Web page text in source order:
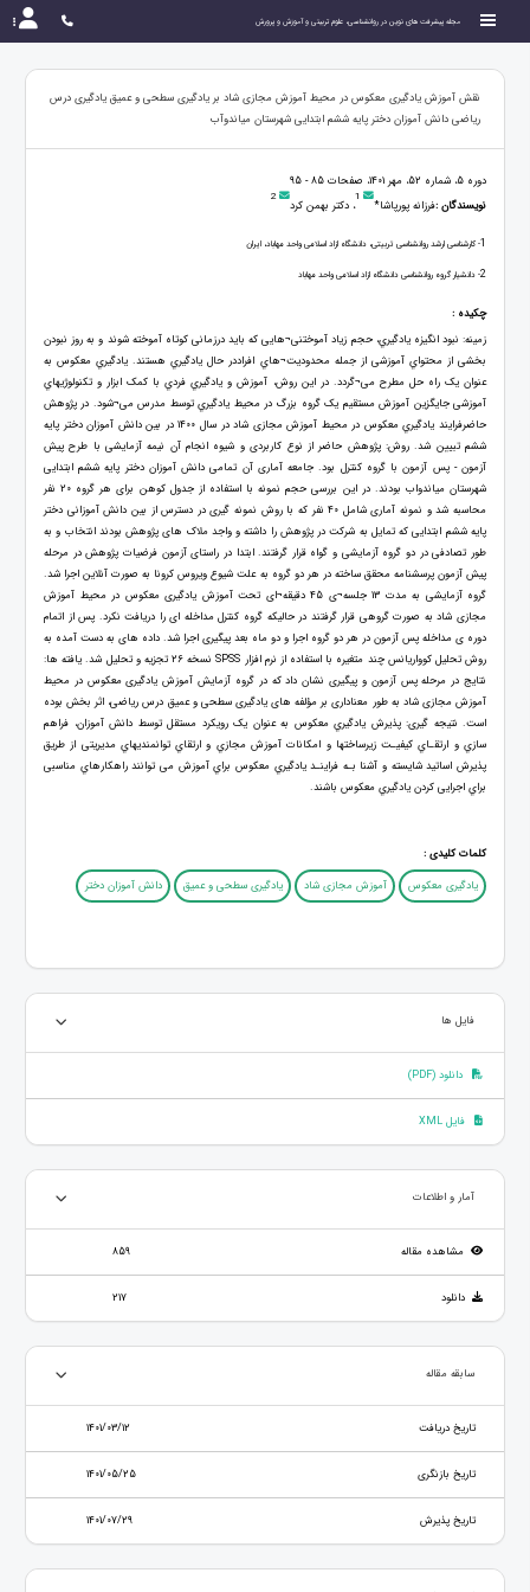
مجله پیشرفت های نوین در روانشناسی، علوم تربیتی و آموزش و پرورش
نقش آموزش یادگیری معکوس در محیط آموزش مجازی شاد بر یادگیری سطحی و عمیق یادگیری درس
ریاضی دانش آموزان دختر پایه ششم ابتدایی شهرستان میاندوآب
دوره 5، شماره 52، مهر 1401، صفحات 85 - 95
نویسندگان :فرزانه پورپاشا* 1، دکتر بهمن کرد 2
1- کارشناسی ارشد روانشناسی تربیتی، دانشگاه ازاد اسلامی واحد مهاباد، ایران
2- دانشیار گروه روانشناسی دانشگاه ازاد اسلامی واحد مهاباد
چکیده :
زمینه: نبود انگیزه یادگیري، حجم زیاد آموختنی¬هایی که باید درزمانی کوتاه آموخته شوند و به روز نبودن
بخشی از محتواي آموزشی از جمله محدودیت¬هاي افراددر حال یادگیري هستند. یادگیري معکوس به
عنوان یک راه حل مطرح می¬گردد. در این روش، آموزش و یادگیري فردي با کمک ابزار و تکنولوژيهاي
آموزشی جایگزین آموزش مستقیم یک گروه بزرگ در محیط یادگیري توسط مدرس می¬شود. در پژوهش
حاضرفرایند یادگیري معکوس در محیط آموزش مجازی شاد در سال 1400 در بین دانش آموزان دختر پایه
ششم تبیین شد. روش: پژوهش حاضر از نوع کاربردی و شیوه انجام آن نیمه آزمایشی با طرح پیش
آزمون - پس آزمون با گروه کنترل بود. جامعه آماری آن تمامی دانش آموزان دختر پایه ششم ابتدایی
شهرستان میاندواب بودند. در این بررسی حجم نمونه با استفاده از جدول کوهن برای هر گروه 20 نفر
محاسبه شد و نمونه آماری شامل 40 نفر که با روش نمونه گیری در دسترس از بین دانش آموزانی دختر
پایه ششم ابتدایی که تمایل به شرکت در پژوهش را داشته و واجد ملاک های پژوهش بودند انتخاب و به
طور تصادفی در دو گروه آزمایشی و گواه قرار گرفتند. ابتدا در راستای آزمون فرضیات پژوهش در مرحله
پیش آزمون پرسشنامه محقق ساخته در هر دو گروه به علت شیوع ویروس کرونا به صورت آنلاین اجرا شد.
گروه آزمایشی به مدت 13 جلسه¬ی 45 دقیقه¬ای تحت آموزش یادگیری معکوس در محیط آموزش
مجازی شاد به صورت گروهی قرار گرفتند در حالیکه گروه کنترل مداخله ای را دریافت نکرد. پس از اتمام
دوره ی مداخله پس آزمون در هر دو گروه اجرا و دو ماه بعد پیگیری اجرا شد. داده های به دست آمده به
روش تحلیل کوواریانس چند متغیره با استفاده از نرم افزار SPSS نسخه 26 تجزیه و تحلیل شد. یافته ها:
نتایج در مرحله پس آزمون و پیگیری نشان داد که در گروه آزمایش آموزش یادگیری معکوس در محیط
آموزش مجازی شاد به طور معناداری بر مؤلفه های یادگیری سطحی و عمیق درس ریاضی، اثر بخش بوده
است. نتیجه گیری: پذیرش یادگیري معکوس به عنوان یک رویکرد مستقل توسط دانش آموزان، فراهم
سازي و ارتقـاي کیفیـت زیرساختها و امکانات آموزش مجازي و ارتقاي توانمنديهاي مدیریتی از طریق
پذیرش اساتید شایسته و آشنا بـه فراینـد یادگیري معکوس براي آموزش می توانند راهکارهاي مناسبی
براي اجرایی کردن یادگیري معکوس باشند.
کلمات کلیدی :
یادگیری معکوس
آموزش مجازی شاد یادگیری سطحی و عمیق دانش آموزان دختر
فایل ها
دانلود (PDF)
فایل XML
آمار و اطلاعات
مشاهده مقاله 859
دانلود 217
سابقه مقاله
تاریخ دریافت 1401/03/12
تاریخ بازنگری 1401/05/25
تاریخ پذیرش 1401/07/29